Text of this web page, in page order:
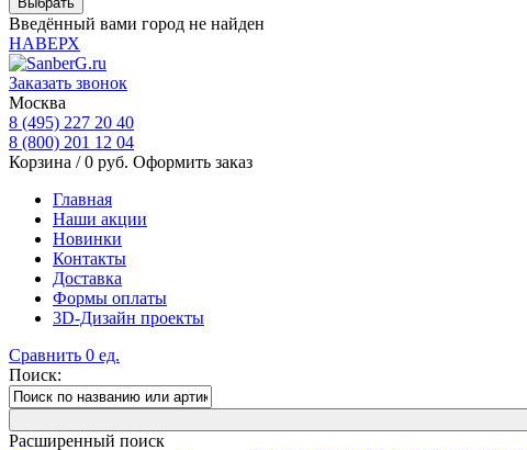
Введённый вами город не найден
НАВЕРХ
Заказать звонок
Москва
8 (495) 227 20 40
8 (800) 201 12 04
Корзина /0 руб. Оформить заказ
Главная
Наши акции
Новинки
Контакты
Доставка
Формы оплаты
3D-Дизайн проекты
Сравнить 0 ед.
Поиск:
Расширенный поиск